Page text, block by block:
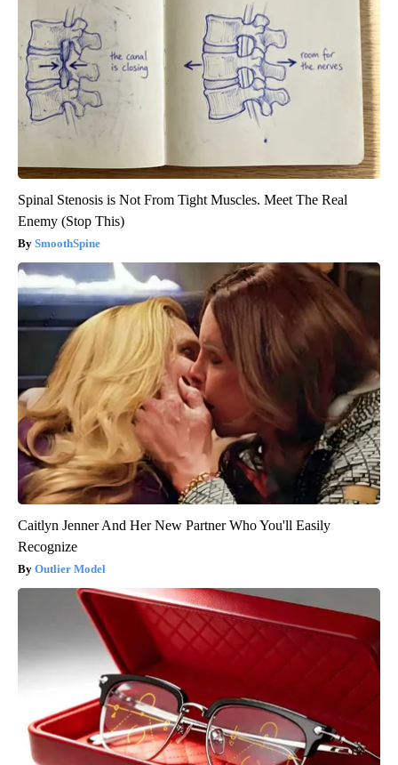
Spinal Stenosis is Not From Tight Muscles. Meet The Real
Enemy (Stop This)
SmoothSpine
Caitlyn Jenner And Her New Partner Who You'll Easily
Recognize
Outlier Model